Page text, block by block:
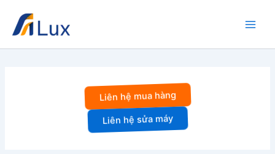
dung
Liên hệ mua hàng
Liên hệ sửa máy